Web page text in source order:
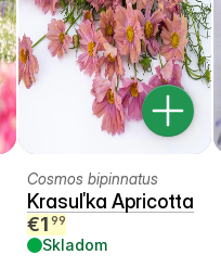
Cosmos bipinnatus
Krasuľka Apricotta
€1 99
Skladom